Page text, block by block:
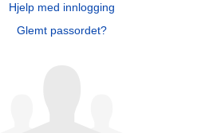
Hjelp med innlogging
Glemt passordet?